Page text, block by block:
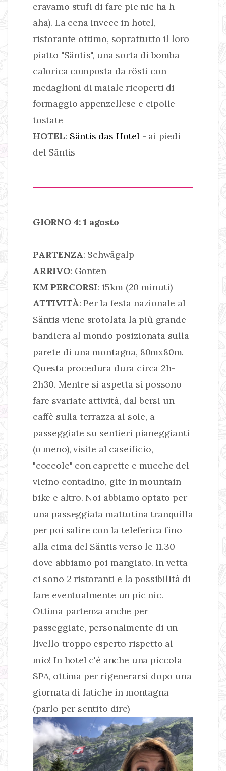
eravamo stufi di fare pic nic ha h
aha). La cena invece in hotel,
ristorante ottimo, soprattutto il loro
piatto "Säntis", una sorta di bomba
calorica composta da rösti con
medaglioni di maiale ricoperti di
formaggio appenzellese e cipolle
tostate
HOTEL: Säntis das Hotel - ai piedi
del Säntis
GIORNO 4: 1 agosto
PARTENZA: Schwägalp
ARRIVO: Gonten
KM PERCORSI: 15km (20 minuti)
ATTIVITÀ: Per la festa nazionale al
Säntis viene srotolata la più grande
bandiera al mondo posizionata sulla
parete di una montagna, 80mx80m.
Questa procedura dura circa 2h-
2h30. Mentre si aspetta si possono
fare svariate attività, dal bersi un
caffè sulla terrazza al sole, a
passeggiate su sentieri pianeggianti
(o meno), visite al caseificio,
"coccole" con caprette e mucche del
vicino contadino, gite in mountain
bike e altro. Noi abbiamo optato per
una passeggiata mattutina tranquilla
per poi salire con la teleferica fino
alla cima del Säntis verso le 11.30
dove abbiamo poi mangiato. In vetta
ci sono 2 ristoranti e la possibilità di
fare eventualmente un pic nic.
Ottima partenza anche per
passeggiate, personalmente di un
livello troppo esperto rispetto al
mio! In hotel c'é anche una piccola
SPA, ottima per rigenerarsi dopo una
giornata di fatiche in montagna
(parlo per sentito dire)